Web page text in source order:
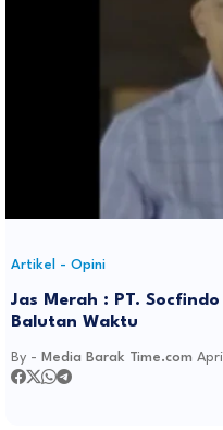
Artikel - Opini
Jas Merah : PT.
Balutan Waktu
By - Media Barak Time.com